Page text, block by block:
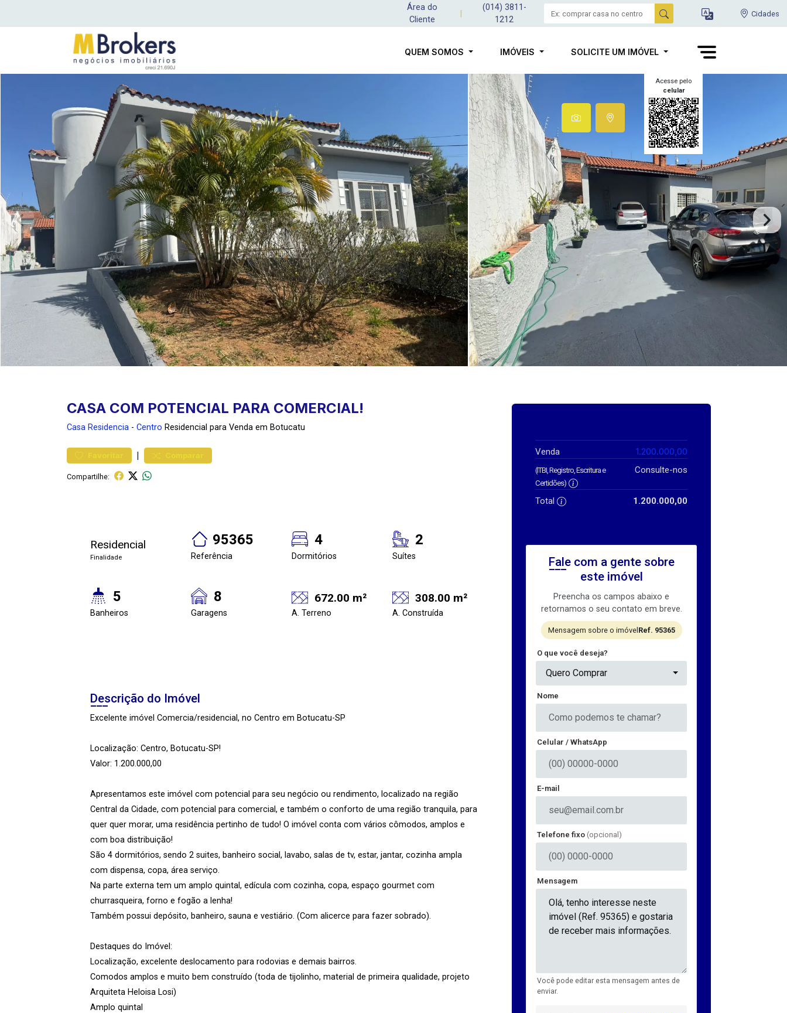
Área do
Cliente
(014) 3811-
1212
Cidades
QUEM SOMOS IMÓVEIS SOLICITE UM IMÓVEL
Acesse pelo
celular
CASA COM POTENCIAL PARA COMERCIAL!
Casa Residencia - Centro Residencial para Venda em Botucatu
Favoritar | Comparar
Compartilhe:
Residencial
Finalidade
95365
Referência
4
Dormitórios
2
Suítes
5
Banheiros
8
Garagens
672.00 m²
A. Terreno
308.00 m²
A. Construída
Descrição do Imóvel
Excelente imóvel Comercia/residencial, no Centro em Botucatu-SP
Localização: Centro, Botucatu-SP!
Valor: 1.200.000,00
Apresentamos este imóvel com potencial para seu negócio ou rendimento, localizado na região
Central da Cidade, com potencial para comercial, e também o conforto de uma região tranquila, para
quer quer morar, uma residência pertinho de tudo! O imóvel conta com vários cômodos, amplos e
com boa distribuição!
São 4 dormitórios, sendo 2 suites, banheiro social, lavabo, salas de tv, estar, jantar, cozinha ampla
com dispensa, copa, área serviço.
Na parte externa tem um amplo quintal, edícula com cozinha, copa, espaço gourmet com
churrasqueira, forno e fogão a lenha!
Também possui depósito, banheiro, sauna e vestiário. (Com alicerce para fazer sobrado).
Destaques do Imóvel:
Localização, excelente deslocamento para rodovias e demais bairros.
Comodos amplos e muito bem construído (toda de tijolinho, material de primeira qualidade, projeto
Arquiteta Heloisa Losi)
Amplo quintal
Venda 1.200.000,00
(ITBI, Registro, Escritura e
Certidões)
Consulte-nos
Total 1.200.000,00
Fale com a gente sobre
este imóvel
Preencha os campos abaixo e
retornamos o seu contato em breve.
Mensagem sobre o imóvel Ref. 95365
O que você deseja?
Quero Comprar
Nome
Celular / WhatsApp
E-mail
Telefone fixo (opcional)
Mensagem
Você pode editar esta mensagem antes de
enviar.